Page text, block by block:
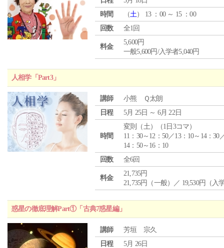
時間
（土） 13 ：00 ～ 15 ：00
回数
全1回
料金
5,600円
一般5,600円/入学者5,040円
人相学「Part3」
講師
小熊 Ｑ太朗
日程
5月 25日 ～ 6月 22日
時間
変則（土）（1日3コマ）
11：30～12：50／13：10～14：30
14：50～16：10
回数
全6回
料金
21,735円
21,735円（一般）／ 19,530円（入
惑星の徹底理解Part①「古典7惑星編」
講師
芳垣 宗久
日程
5月 26日